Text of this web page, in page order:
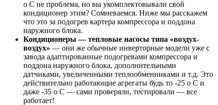
о С не проблема, но вы укомплектовывали свой
кондиционер этим? Сомневаемся. Ниже мы расскажем
что это за подогрев картера компрессора и поддона
наружного блока.
Кондиционеры — тепловые насосы типа «воздух-
воздух» — они же обычные инверторные модели уже с
завода адаптированные подогревами компрессора и
поддона наружного блока, дополнительными
датчиками, увеличенными теплообменниками и т.д. Это
действительно работающие агрегаты будь то -25 о С и
даже -35 о С — сами проверяли, тестировали — все
работает!